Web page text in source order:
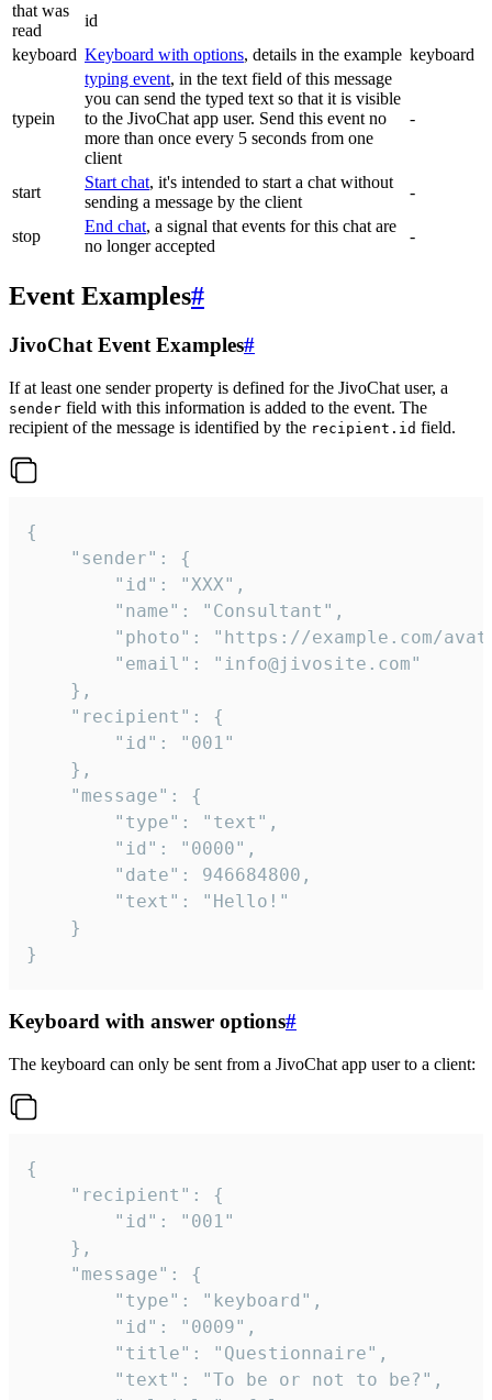
that was
read
id
keyboard Keyboard with options, details in the example keyboard
typein
typing event, in the text field of this message
you can send the typed text so that it is visible
to the JivoChat app user. Send this event no
more than once every 5 seconds from one
client
-
start
Start chat, it's intended to start a chat without
sending a message by the client
-
stop
End chat, a signal that events for this chat are
no longer accepted
-
Event Examples#
JivoChat Event Examples#
If at least one sender property is defined for the JivoChat user, a
sender field with this information is added to the event. The
recipient of the message is identified by the recipient.id field.
{
}
Keyboard with answer options#
The keyboard can only be sent from a JivoChat app user to a client:
{